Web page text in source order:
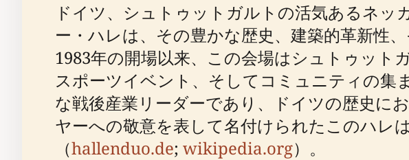
ドイツ、シュトゥットガルトの活気あるネ
ー・ハレは、その豊かな歴史、建築的革新性
1983年の開場以来、この会場はシュトゥット
スポーツイベント、そしてコミュニティの集
な戦後産業リーダーであり、ドイツの歴史に
ヤーへの敬意を表して名付けられたこのハレ
（hallenduo.de; wikipedia.org）。